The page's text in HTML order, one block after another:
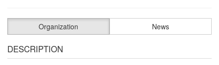
Organization News
DESCRIPTION